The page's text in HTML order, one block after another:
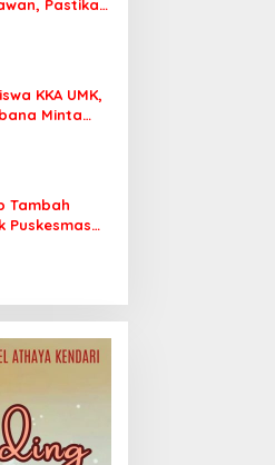
Pastikan
KKA UMK,
Minta
Tambah
Puskesmas